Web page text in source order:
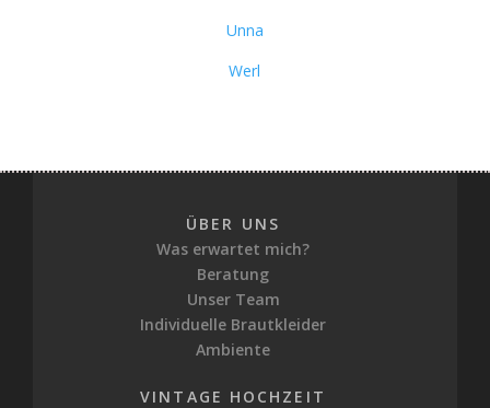
Unna
Werl
ÜBER UNS
Was erwartet mich?
Beratung
Unser Team
Individuelle Brautkleider
Ambiente
VINTAGE HOCHZEIT